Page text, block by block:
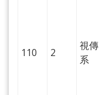
110 2
視傳
系